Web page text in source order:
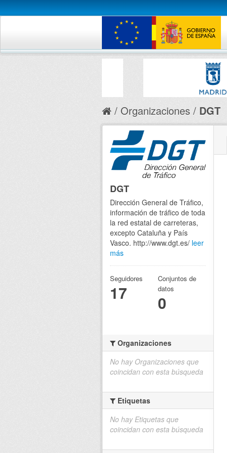
Organizaciones DGT
DGT
Dirección General de Tráfico,
información de tráfico de toda
la red estatal de carreteras,
excepto Cataluña y País
Vasco. http://www.dgt.es/ leer
más
Seguidores
17
Conjuntos de
datos
0
Organizaciones
No hay Organizaciones que
coincidan con esta búsqueda
Etiquetas
No hay Etiquetas que
coincidan con esta búsqueda